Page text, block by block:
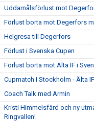
Uddamålsförlust mot
Förlust borta mot Degerfors
Helgresa till Degerfors
Förlust i Svenska Cupen
Förlust borta mot Älta IF i
Cupmatch I Stockholm - Älta IF
Coach Talk med Armin
Kristi Himmelsfärd och ny
Ringvallen!